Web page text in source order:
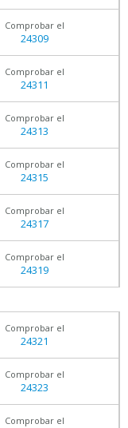
Comprobar el
24309
Comprobar el
24311
Comprobar el
24313
Comprobar el
24315
Comprobar el
24317
Comprobar el
24319
Comprobar el
24321
Comprobar el
24323
Comprobar el